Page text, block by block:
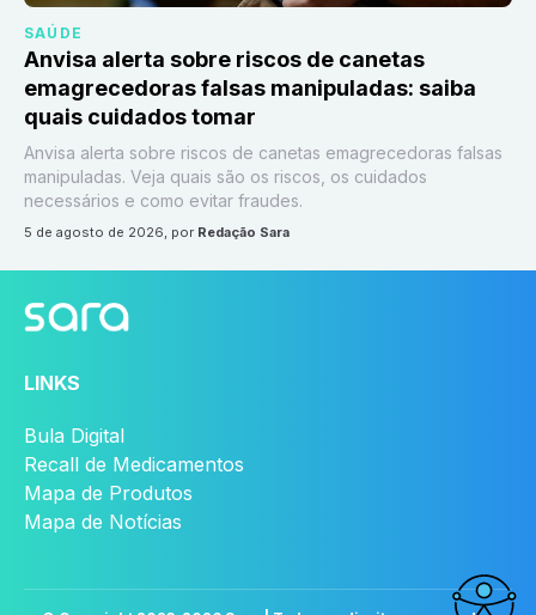
SAÚDE
Anvisa alerta sobre riscos de canetas
emagrecedoras falsas manipuladas: saiba
quais cuidados tomar
Anvisa alerta sobre riscos de canetas emagrecedoras falsas
manipuladas. Veja quais são os riscos, os cuidados
necessários e como evitar fraudes.
5 de agosto de 2026, por Redação Sara
LINKS
Bula Digital
Recall de Medicamentos
Mapa de Produtos
Mapa de Notícias